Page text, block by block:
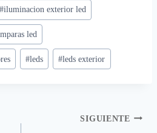
#iluminacion exterior led
led
#leds #leds exterior
SIGUIENTE